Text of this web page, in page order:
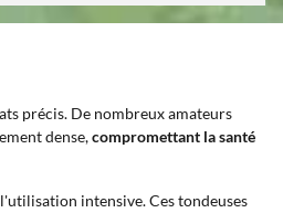
précis. De nombreux amateurs
dense,compromettant la santé
intensive. Ces tondeuses